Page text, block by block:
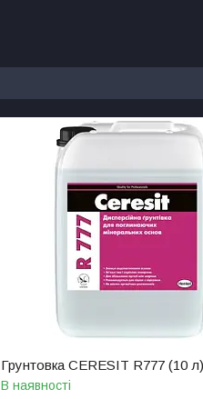
Грунтовка CERESIT R777 (10 л)
В наявності